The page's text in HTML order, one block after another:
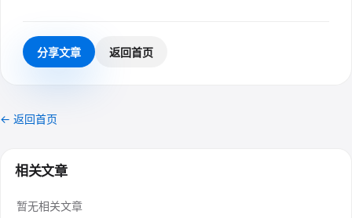
分享文章 返回首页
← 返回首页
相关文章
暂无相关文章